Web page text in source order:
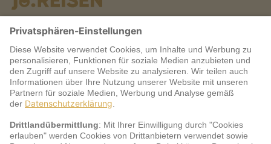
Warum jö?
Service
jö Bonus Club Partner